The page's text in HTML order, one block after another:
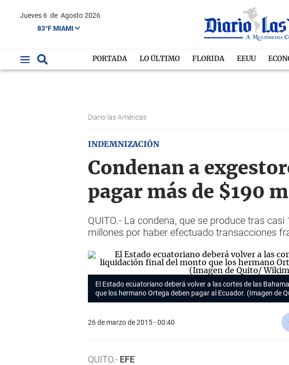
Jueves 6 de Agosto 2026
83°F MIAMI
PORTADA LO ÚLTIMO FLORIDA EEUU
Diario las Américas
INDEMNIZACIÓN
Condenan a
pagar más de $190
QUITO.- La condena, que se produce tras
millones por haber efectuado transacciones
El Estado ecuatoriano deberá volver a las cortes de las
que los hermano Ortega deben pagar al Ecuador. (Imagen de
26 de marzo de 2015 - 00:40
QUITO.- EFE